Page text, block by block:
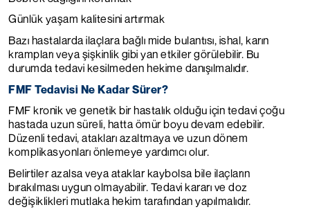
Günlük yaşam kalitesini artırmak
Bazı hastalarda ilaçlara bağlı mide bulantısı, ishal, karın
krampları veya şişkinlik gibi yan etkiler görülebilir. Bu
durumda tedavi kesilmeden hekime danışılmalıdır.
FMF Tedavisi Ne Kadar Sürer?
FMF kronik ve genetik bir hastalık olduğu için tedavi çoğu
hastada uzun süreli, hatta ömür boyu devam edebilir.
Düzenli tedavi, atakları azaltmaya ve uzun dönem
komplikasyonları önlemeye yardımcı olur.
Belirtiler azalsa veya ataklar kaybolsa bile ilaçların
bırakılması uygun olmayabilir. Tedavi kararı ve doz
değişiklikleri mutlaka hekim tarafından yapılmalıdır.